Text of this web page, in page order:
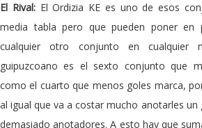
El Rival:El Ordizia KE es uno de esos
media tabla pero que pueden poner en
cualquier otro conjunto en cualquier
guipuzcoano es el sexto conjunto que
como el cuarto que menos goles marca,
al igual que va a costar mucho anotarles
demasiado anotadores. A esto hay que